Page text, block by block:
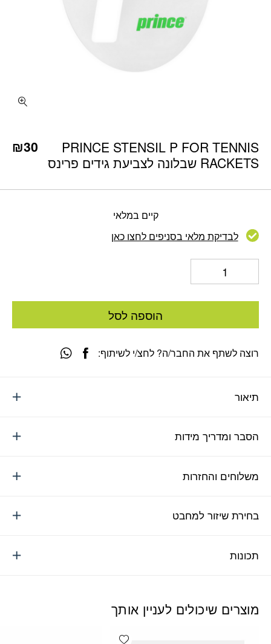
PRINCE STENSIL P FOR TENNIS
RACKETS שבלונה לצביעת גידים פרינס
₪30
קיים במלאי
לבדיקת מלאי בסניפים לחצו כאן
הוספה לסל
תיאור
הסבר ומדריך מידות
משלוחים והחזרות
בחירת שיזור למחבט
תכונות
רוצה לשתף את החבר/ה? לחצ/י לשיתוף:
מוצרים שיכולים לעניין אותך
Add wishlist